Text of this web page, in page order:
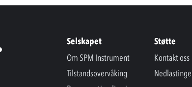
Selskapet
Om SPM Instrument
Tilstandsovervåking
Støtte
Kontakt oss